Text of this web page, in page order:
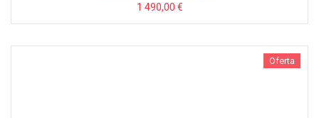
1 490,00 €
Oferta